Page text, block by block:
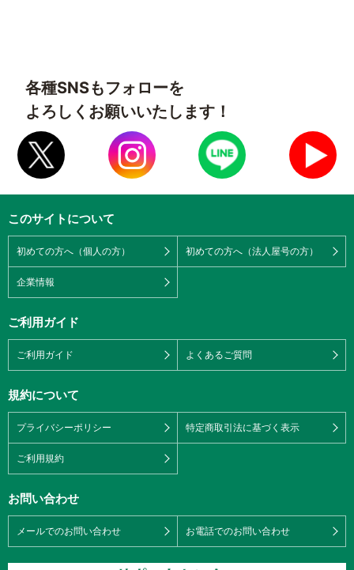
各種SNSもフォローを
よろしくお願いいたします！
このサイトについて
初めての方へ（個人の方） 初めての方へ（法人屋号の方）
企業情報
ご利用ガイド
ご利用ガイド よくあるご質問
規約について
プライバシーポリシー 特定商取引法に基づく表示
ご利用規約
お問い合わせ
メールでのお問い合わせ お電話でのお問い合わせ